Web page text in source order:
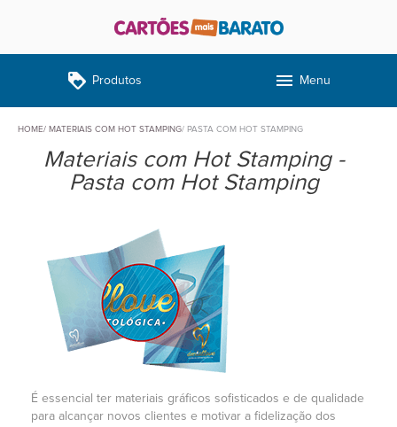
loyalty Produtos menu Menu
HOME MATERIAIS COM HOT STAMPING PASTA COM HOT STAMPING
Materiais com Hot Stamping -
Pasta com Hot Stamping
É essencial ter materiais gráficos sofisticados e de qualidade
para alcançar novos clientes e motivar a fidelização dos